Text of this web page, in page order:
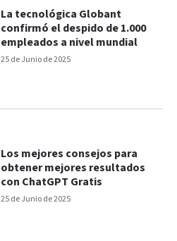
25 de Junio de 2025
La tecnológica Globant
confirmó el despido de 1.000
empleados a nivel mundial
25 de Junio de 2025
Los mejores consejos para
obtener mejores resultados
con ChatGPT Gratis